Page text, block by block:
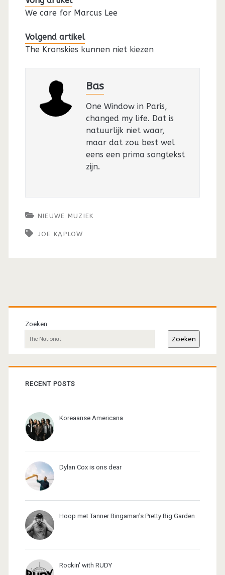
We care for Marcus Lee
Volgend artikel
The Kronskies kunnen niet kiezen
Bas
One Window in Paris,
changed my life. Dat is
natuurlijk niet waar,
maar dat zou best wel
eens een prima songtekst
zijn.
NIEUWE MUZIEK
JOE KAPLOW
Primaire
sidebar
Zoeken
Zoeken
RECENT POSTS
Koreaanse Americana
Dylan Cox is ons dear
Hoop met Tanner Bingaman's Pretty Big Garden
Rockin' with RUDY